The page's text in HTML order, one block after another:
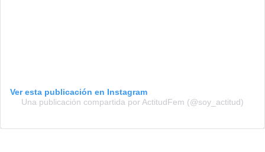
Ver esta publicación en Instagram
Una publicación compartida por ActitudFem (@soy_actitud)